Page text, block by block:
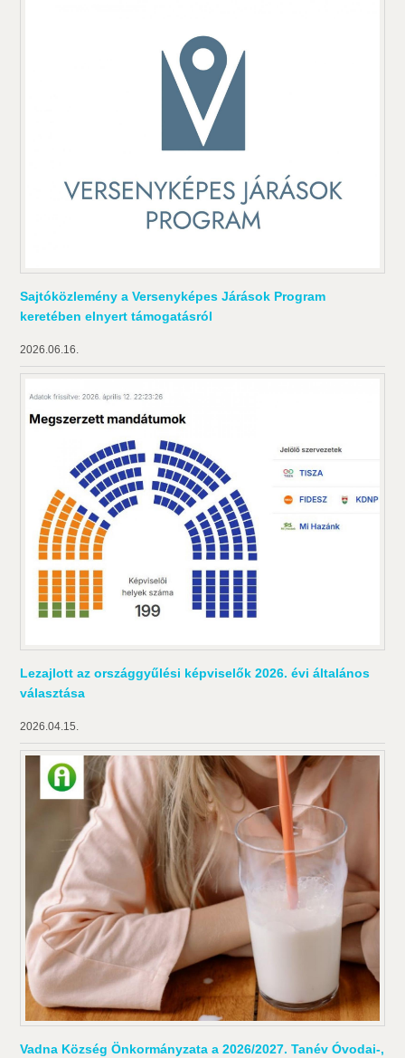
Sajtóközlemény a Versenyképes Járások Program
keretében elnyert támogatásról
2026.06.16.
Lezajlott az országgyűlési képviselők 2026. évi általános
választása
2026.04.15.
Vadna Község Önkormányzata a 2026/2027. Tanév Óvodai-,